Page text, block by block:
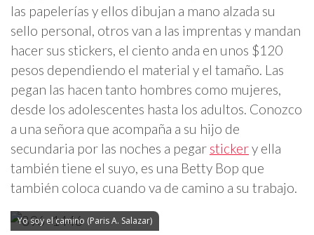
las papelerías y ellos dibujan a mano alzada su
sello personal, otros van a las imprentas y mandan
hacer sus stickers, el ciento anda en unos $120
pesos dependiendo el material y el tamaño. Las
pegan las hacen tanto hombres como mujeres,
desde los adolescentes hasta los adultos. Conozco
a una señora que acompaña a su hijo de
secundaria por las noches a pegar stickery ella
también tiene el suyo, es una Betty Bop que
también coloca cuando va de camino a su trabajo.
Yo soy el camino (Paris A. Salazar)